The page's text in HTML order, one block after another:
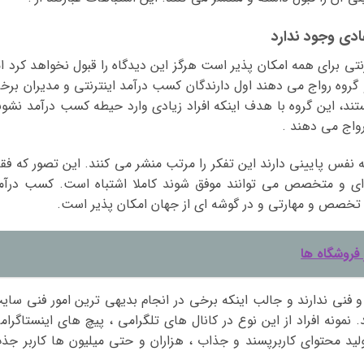
برای همه امکان پذیر است هرگز این دیدگاه را قبول نخواهد کرد
رواج می دهند اول دارندگان کسب درآمد اینترنتی و مدیران
این گروه با هدف اینکه افراد زیادی وارد حیطه کسب درآمد
می دهند .
نفس پایینی دارند این تفکر را مرتب منشر می کنند. این تصور که
ای و متخصص می توانند موفق شوند کاملا اشتباه است. کسب
تخصص و مهارتی و در گوشه ای از جهان امکان پذیر است.
ها
ندارند و جالب اینکه برخی در انجام بدیهی ترین امور فنی
افراد از این نوع در کانال های تلگرامی ، پیچ های
محتوای کاربرپسند و جذاب ، هزاران و حتی میلیون ها کاربر